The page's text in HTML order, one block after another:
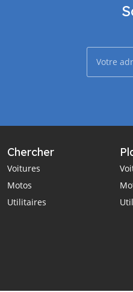
Chercher
Voitures
Motos
Utilitaires